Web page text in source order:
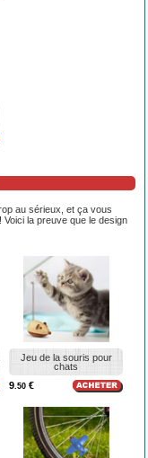
au sérieux, et ça vous
la preuve que le design
Jeu de la souris pour
chats
9.50 €